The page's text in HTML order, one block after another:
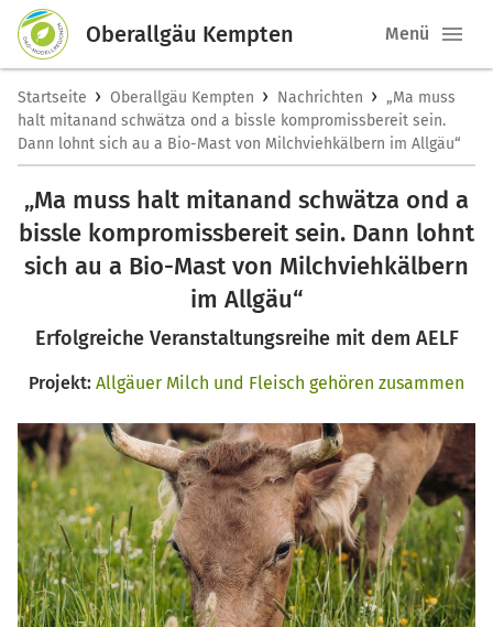
Oberallgäu Kempten Menü
Startseite › Oberallgäu Kempten › Nachrichten › „Ma muss
halt mitanand schwätza ond a bissle kompromissbereit sein.
Dann lohnt sich au a Bio-Mast von Milchviehkälbern im Allgäu“
„Ma muss halt mitanand schwätza ond a
bissle kompromissbereit sein. Dann lohnt
sich au a Bio-Mast von Milchviehkälbern
im Allgäu“
Erfolgreiche Veranstaltungsreihe mit dem AELF
Projekt: Allgäuer Milch und Fleisch gehören zusammen